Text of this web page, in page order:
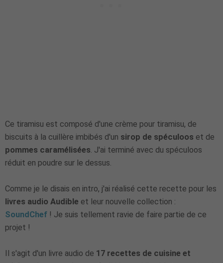
Ce tiramisu est composé d'une crème pour tiramisu, de
biscuits à la cuillère imbibés d'un sirop de spéculoos et de
pommes caramélisées . J'ai terminé avec du spéculoos
réduit en poudre sur le dessus.
Comme je le disais en intro, j'ai réalisé cette recette pour les
livres audio Audible et leur nouvelle collection :
SoundChef ! Je suis tellement ravie de faire partie de ce
projet !
Il s'agit d'un livre audio de 17 recettes de cuisine et